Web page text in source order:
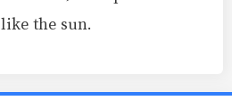
the sun.